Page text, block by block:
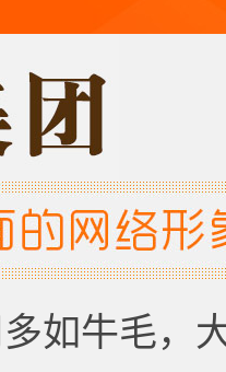
如牛毛，